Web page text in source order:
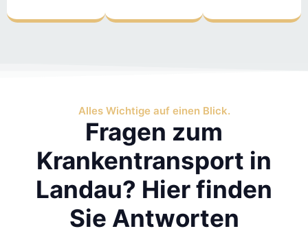
Alles Wichtige auf einen Blick.
Fragen zum
Krankentransport in
Landau? Hier finden
Sie Antworten